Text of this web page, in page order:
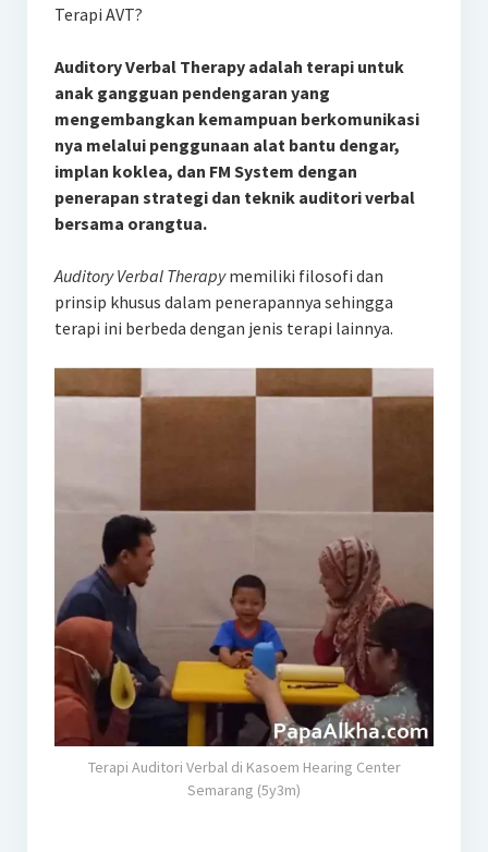
Terapi AVT?
Auditory Verbal Therapy adalah terapi untuk
anak gangguan pendengaran yang
mengembangkan kemampuan berkomunikasi
nya melalui penggunaan alat bantu dengar,
implan koklea, dan FM System dengan
penerapan strategi dan teknik auditori verbal
bersama orangtua.
Auditory Verbal Therapymemiliki filosofi dan
prinsip khusus dalam penerapannya sehingga
terapi ini berbeda dengan jenis terapi lainnya.
Terapi Auditori Verbal di Kasoem Hearing Center
Semarang (5y3m)